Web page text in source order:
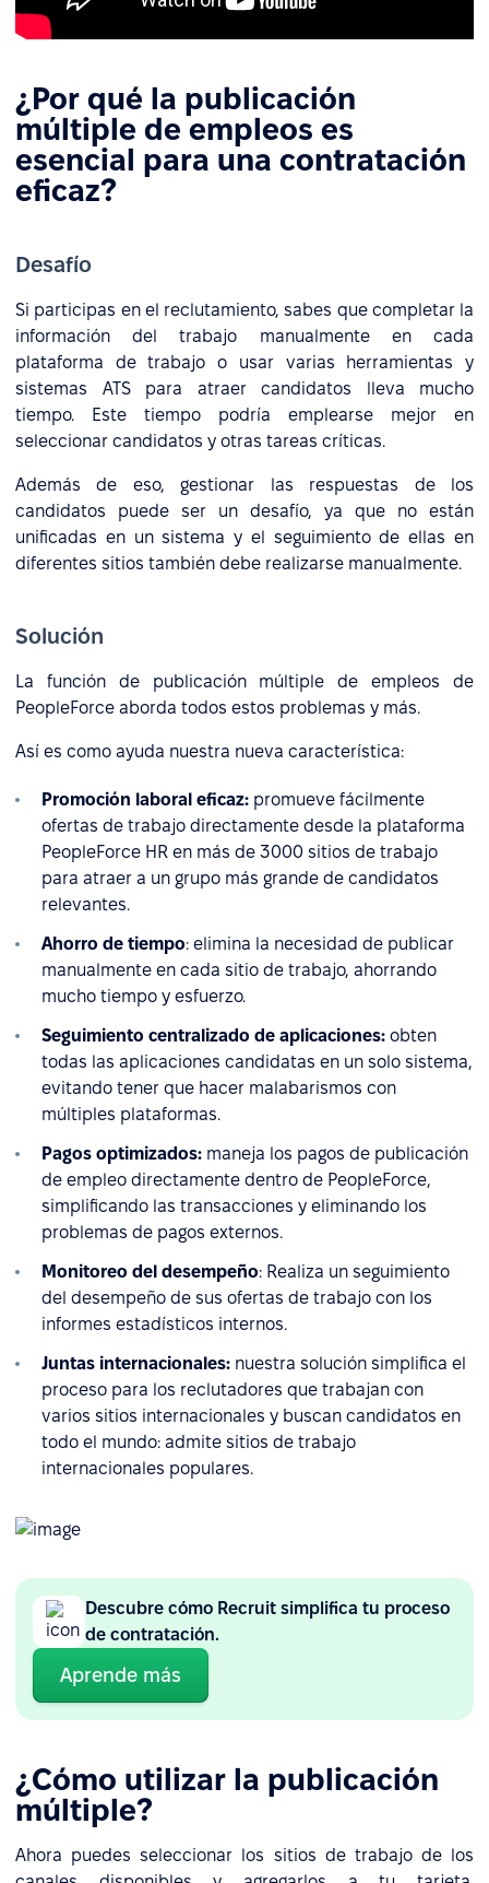
¿Por qué la publicación
múltiple de empleos es
esencial para una contratación
eficaz?
Desafío
Si participas en el reclutamiento, sabes que completar la
información del trabajo manualmente en cada
plataforma de trabajo o usar varias herramientas y
sistemas ATS para atraer candidatos lleva mucho
tiempo. Este tiempo podría emplearse mejor en
seleccionar candidatos y otras tareas críticas.
Además de eso, gestionar las respuestas de los
candidatos puede ser un desafío, ya que no están
unificadas en un sistema y el seguimiento de ellas en
diferentes sitios también debe realizarse manualmente.
Solución
La función de publicación múltiple de empleos de
PeopleForce aborda todos estos problemas y más.
Así es como ayuda nuestra nueva característica:
Promoción laboral eficaz: promueve fácilmente
ofertas de trabajo directamente desde la plataforma
PeopleForce HR en más de 3000 sitios de trabajo
para atraer a un grupo más grande de candidatos
relevantes.
Ahorro de tiempo: elimina la necesidad de publicar
manualmente en cada sitio de trabajo, ahorrando
mucho tiempo y esfuerzo.
Seguimiento centralizado de aplicaciones: obten
todas las aplicaciones candidatas en un solo sistema,
evitando tener que hacer malabarismos con
múltiples plataformas.
Pagos optimizados: maneja los pagos de publicación
de empleo directamente dentro de PeopleForce,
simplificando las transacciones y eliminando los
problemas de pagos externos.
Monitoreo del desempeño: Realiza un seguimiento
del desempeño de sus ofertas de trabajo con los
informes estadísticos internos.
Juntas internacionales: nuestra solución simplifica el
proceso para los reclutadores que trabajan con
varios sitios internacionales y buscan candidatos en
todo el mundo: admite sitios de trabajo
internacionales populares.
Descubre cómo Recruit simplifica tu proceso
de contratación.
Aprende más
¿Cómo utilizar la publicación
múltiple?
Ahora puedes seleccionar los sitios de trabajo de los